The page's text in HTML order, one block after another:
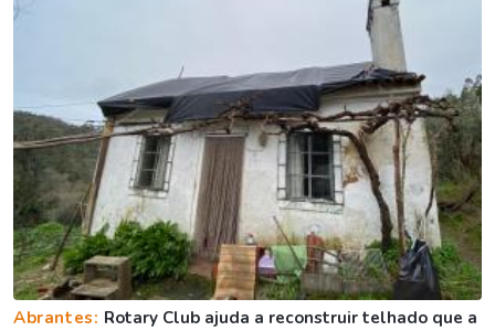
Abrantes: Rotary Club ajuda a reconstruir telhado que a